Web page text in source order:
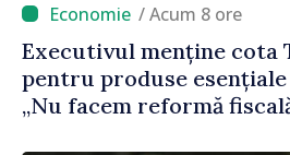
/ Acum 8 ore
Executivul menține cota
pentru produse
„Nu facem reformă